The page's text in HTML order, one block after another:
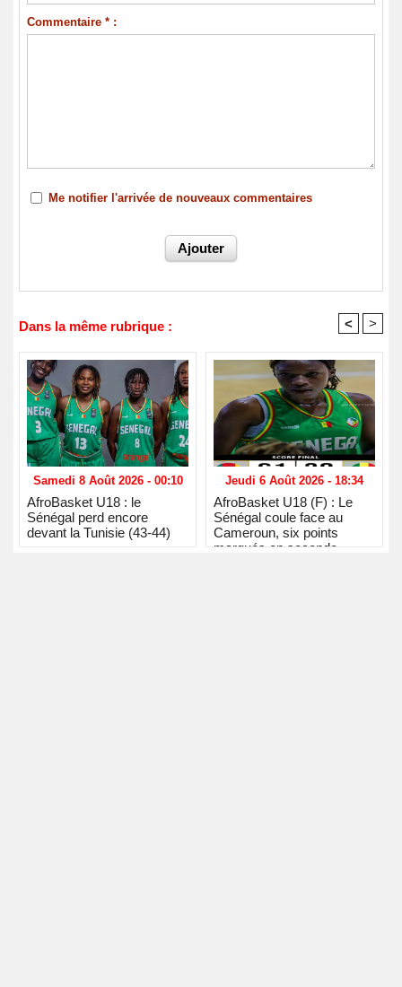
Commentaire * :
Me notifier l'arrivée de nouveaux commentaires
Dans la même rubrique : < >
Samedi 8 Août 2026 - 00:10
AfroBasket U18 : le
Sénégal perd encore
devant la Tunisie (43-44)
Jeudi 6 Août 2026 - 18:34
AfroBasket U18 (F) : Le
Sénégal coule face au
Cameroun, six points
marqués en seconde